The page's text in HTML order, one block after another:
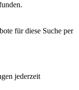
für diese Suche per
jederzeit